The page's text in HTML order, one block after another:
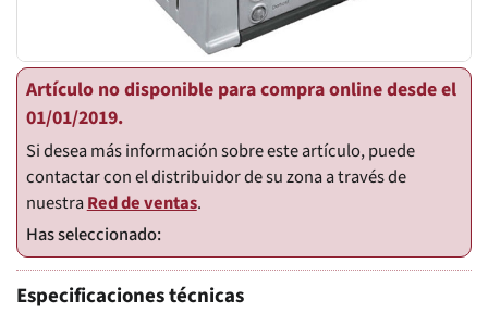
Artículo no disponible para compra online desde el
01/01/2019.
Si desea más información sobre este artículo, puede
contactar con el distribuidor de su zona a través de
nuestraRed de ventas.
Especificaciones técnicas